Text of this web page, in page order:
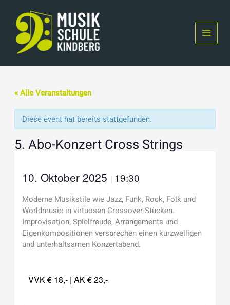
content
« Alle Veranstaltungen
Diese event hat bereits stattgefunden.
5. Abo-Konzert Cross Strings
10. Oktober 2025 | 19:30
Moderne Musikstile wie Jazz, Funk, Rock, Folk und
Worldmusic in virtuosen Crossover-Stücken.
Improvisation, Spielfreude, Arrangements und
Eigenkompositionen versprechen einen kurzweiligen
und unterhaltsamen Konzertabend.
VVK € 18,- | AK € 23,-